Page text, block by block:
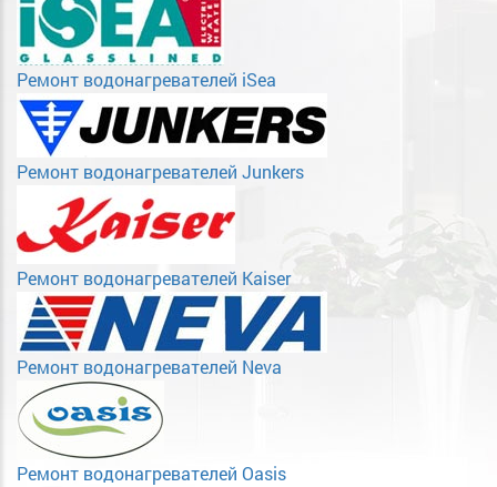
Ремонт водонагревателей iSea
Ремонт водонагревателей Junkers
Ремонт водонагревателей Kaiser
Ремонт водонагревателей Neva
Ремонт водонагревателей Oasis